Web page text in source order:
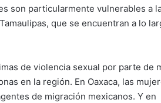
son particularmente vulnerables a
que se encuentran a lo
de violencia sexual por parte de
en la región. En Oaxaca, las
de migración mexicanos. Y en